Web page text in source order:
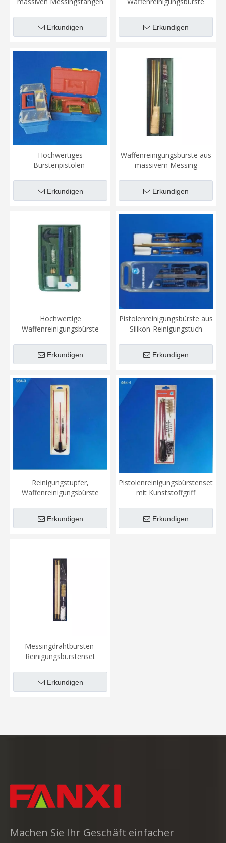
Erkundigen Erkundigen
Hochwertiges
Bürstenpistolen-
Erkundigen
Waffenreinigungsbürste aus
massivem Messing
Erkundigen
Hochwertige
Waffenreinigungsbürste
Erkundigen
Pistolenreinigungsbürste aus
Silikon-Reinigungstuch
Erkundigen
Reinigungstupfer,
Waffenreinigungsbürste
Erkundigen
Pistolenreinigungsbürstenset
mit Kunststoffgriff
Erkundigen
Messingdrahtbürsten-
Reinigungsbürstenset
Erkundigen
Machen Sie Ihr Geschäft einfacher